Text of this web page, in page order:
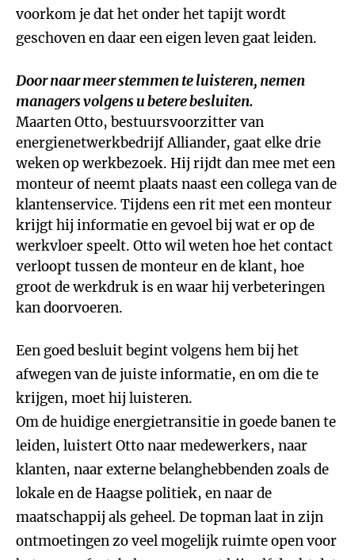
voorkom je dat het onder het tapijt wordt
geschoven en daar een eigen leven gaat leiden.
Door naar meer stemmen te luisteren, nemen
managers volgens u betere besluiten.
Maarten Otto, bestuursvoorzitter van
energienetwerkbedrijf Alliander, gaat elke drie
weken op werkbezoek. Hij rijdt dan mee met een
monteur of neemt plaats naast een collega van de
klantenservice. Tijdens een rit met een monteur
krijgt hij informatie en gevoel bij wat er op de
werkvloer speelt. Otto wil weten hoe het contact
verloopt tussen de monteur en de klant, hoe
groot de werkdruk is en waar hij verbeteringen
kan doorvoeren.
Een goed besluit begint volgens hem bij het
afwegen van de juiste informatie, en om die te
krijgen, moet hij luisteren.
Om de huidige energietransitie in goede banen te
leiden, luistert Otto naar medewerkers, naar
klanten, naar externe belanghebbenden zoals de
lokale en de Haagse politiek, en naar de
maatschappij als geheel. De topman laat in zijn
ontmoetingen zo veel mogelijk ruimte open voor